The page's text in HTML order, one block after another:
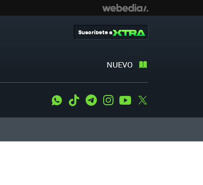
NUEVO
Suscríbete a
WhatsApp
Tiktok TelegramInstagramYoutube